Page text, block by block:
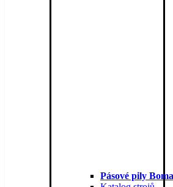
Pásové pily